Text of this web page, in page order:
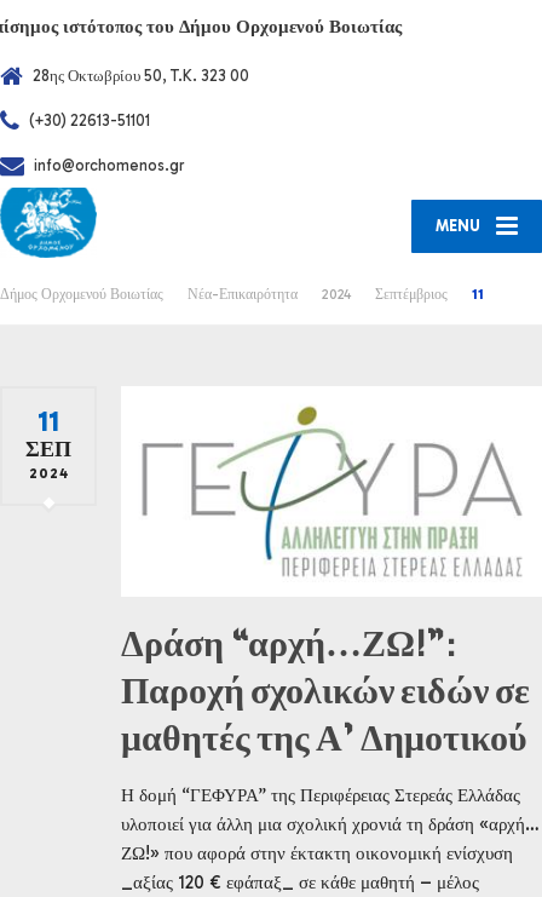
ιστότοπος του Δήμου Ορχομενού Βοιωτίας
28ης Οκτωβρίου 50, T.K. 323 00
(+30) 22613-51101
info@orchomenos.gr
MENU
Δήμος Ορχομενού Βοιωτίας Νέα-Επικαιρότητα 2024 Σεπτέμβριος 11
11
ΣΕΠ
2024
Δράση “αρχή…ΖΩ!”:
Παροχή σχολικών ειδών σε
μαθητές της Α’ Δημοτικού
Η δομή “ΓΕΦΥΡΑ” της Περιφέρειας Στερεάς Ελλάδας
υλοποιεί για άλλη μια σχολική χρονιά τη δράση «αρχή…
ΖΩ!» που αφορά στην έκτακτη οικονομική ενίσχυση
_αξίας 120 € εφάπαξ_ σε κάθε μαθητή – μέλος